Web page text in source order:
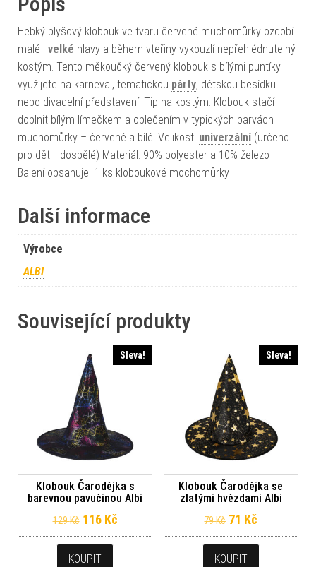
Hebký plyšový klobouk ve tvaru červené muchomůrky ozdobí
malé i velké hlavy a během vteřiny vykouzlí nepřehlédnutelný
kostým. Tento měkoučký červený klobouk s bílými puntíky
využijete na karneval, tematickou párty, dětskou besídku
nebo divadelní představení. Tip na kostým: Klobouk stačí
doplnit bílým límečkem a oblečením v typických barvách
muchomůrky – červené a bílé. Velikost: univerzální(určeno
pro děti i dospělé) Materiál: 90% polyester a 10% železo
Balení obsahuje: 1 ks kloboukové mochomůrky
Další informace
Výrobce
ALBI
Související produkty
Sleva!
Klobouk Čarodějka s
barevnou pavučinou Albi
129Kč Původní cena byla: 129 Kč.
116 KčAktuální cena je: 116 Kč.
KOUPIT
Sleva!
Klobouk Čarodějka se
zlatými hvězdami Albi
79Kč Původní cena
71 Kč
KOUPIT